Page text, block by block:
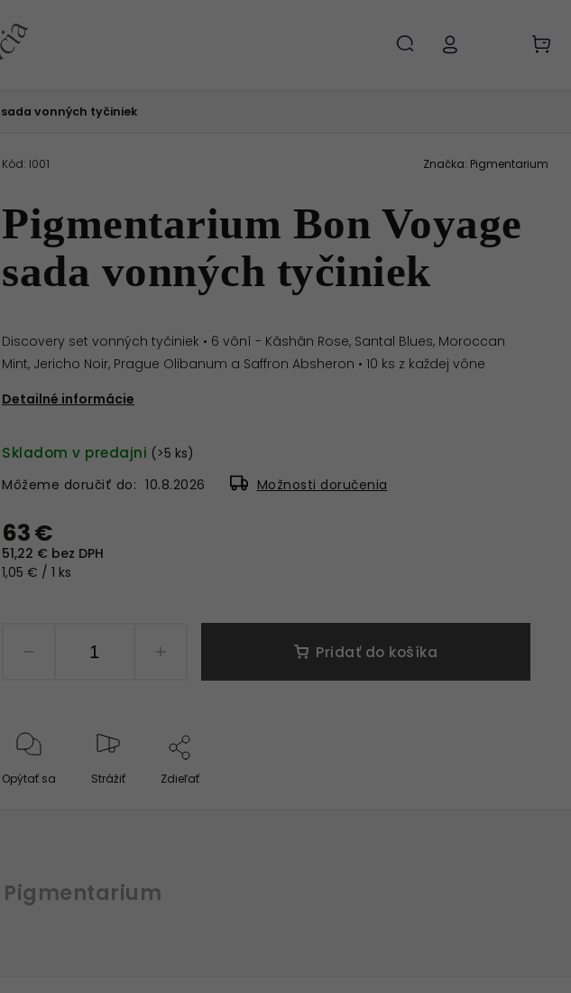
vonných tyčiniek
Pigmentarium Bon Voyage
sada vonných tyčiniek
Kód: I001
Discovery set vonných tyčiniek • 6 vôní - Kâshân Rose, Santal Blues, Moroccan
Mint, Jericho Noir, Prague Olibanum a Saffron Absheron • 10 ks z každej vône
Detailné informácie
Značka: Pigmentarium
63 €
51,22 € bez DPH
1,05 € / 1 ks
Skladom v predajni (>5 ks)
Môžeme doručiť do: 10.8.2026 Možnosti doručenia
Pridať do košíka
Opýtať sa Strážiť Zdieľať
Pigmentarium